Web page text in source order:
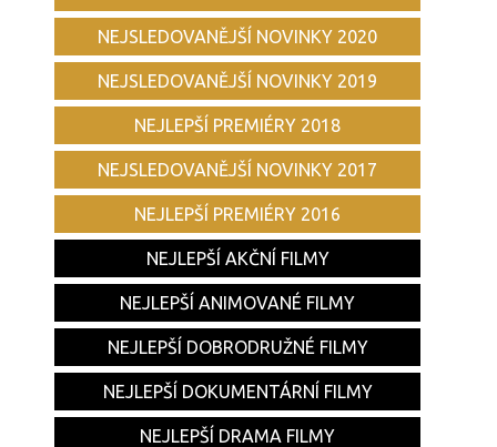
NEJSLEDOVANĚJŠÍ NOVINKY 2020
NEJSLEDOVANĚJŠÍ NOVINKY 2019
NEJLEPŠÍ PREMIÉRY 2018
NEJSLEDOVANĚJŠÍ NOVINKY 2017
NEJLEPŠÍ PREMIÉRY 2016
NEJLEPŠÍ AKČNÍ FILMY
NEJLEPŠÍ ANIMOVANÉ FILMY
NEJLEPŠÍ DOBRODRUŽNÉ FILMY
NEJLEPŠÍ DOKUMENTÁRNÍ FILMY
NEJLEPŠÍ DRAMA FILMY